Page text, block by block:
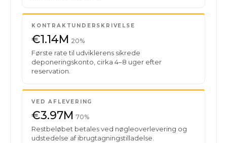
KONTRAKTUNDERSKRIVELSE
€1.14M 20%
Første rate til udviklerens sikrede
deponeringskonto, cirka 4–8 uger efter
reservation.
VED AFLEVERING
€3.97M 70%
Restbeløbet betales ved nøgleoverlevering og
udstedelse af ibrugtagningstilladelse.